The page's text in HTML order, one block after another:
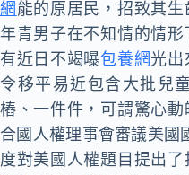
網 能的原居民，招致其
年青男子在不知情的情
有近日不竭曝包養網光出
令移平易近包含大批兒
樁、一件件，可謂驚心動
合國人權理事會審議美國
度對美國人權題目提出